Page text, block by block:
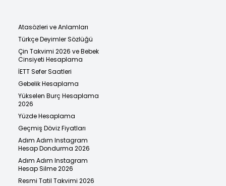
Atasözleri ve Anlamları
Türkçe Deyimler Sözlüğü
Çin Takvimi 2026 ve Bebek
Cinsiyeti Hesaplama
İETT Sefer Saatleri
Gebelik Hesaplama
Yükselen Burç Hesaplama
2026
Yüzde Hesaplama
Geçmiş Döviz Fiyatları
Adım Adım Instagram
Hesap Dondurma 2026
Adım Adım Instagram
Hesap Silme 2026
Resmi Tatil Takvimi 2026